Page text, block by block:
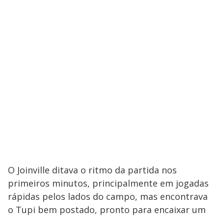
O Joinville ditava o ritmo da partida nos
primeiros minutos, principalmente em jogadas
rápidas pelos lados do campo, mas encontrava
o Tupi bem postado, pronto para encaixar um